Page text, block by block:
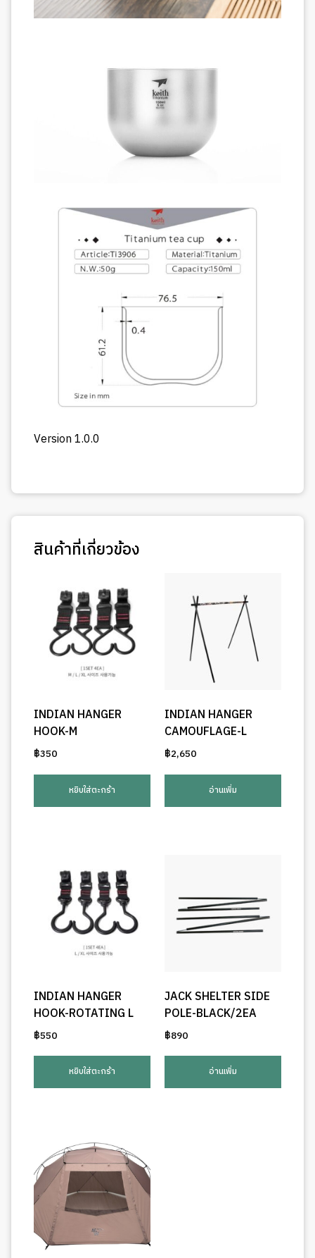
Version 1.0.0
สินค้าที่เกี่ยวข้อง
INDIAN HANGER
HOOK-M
฿350
หยิบใส่ตะกร้า
INDIAN HANGER
CAMOUFLAGE-L
฿2,650
อ่านเพิ่ม
INDIAN HANGER
HOOK-ROTATING L
฿550
หยิบใส่ตะกร้า
JACK SHELTER SIDE
POLE-BLACK/2EA
฿890
อ่านเพิ่ม